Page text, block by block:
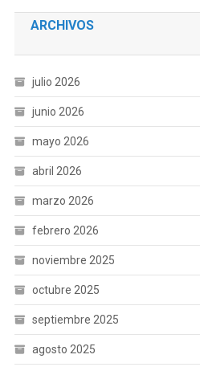
ARCHIVOS
julio 2026
junio 2026
mayo 2026
abril 2026
marzo 2026
febrero 2026
noviembre 2025
octubre 2025
septiembre 2025
agosto 2025